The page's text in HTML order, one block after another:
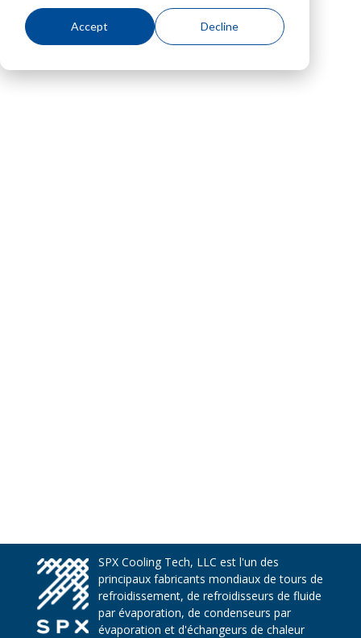
Accept Decline
Lire l'article ici :
SPX Cooling Tech, LLC est l'un des
principaux fabricants mondiaux de tours de
refroidissement, de refroidisseurs de fluide
par évaporation, de condenseurs par
évaporation et d'échangeurs de chaleur